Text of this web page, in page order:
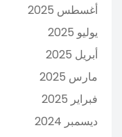
أغسطس 2025
يوليو 2025
أبريل 2025
مارس 2025
فبراير 2025
ديسمبر 2024